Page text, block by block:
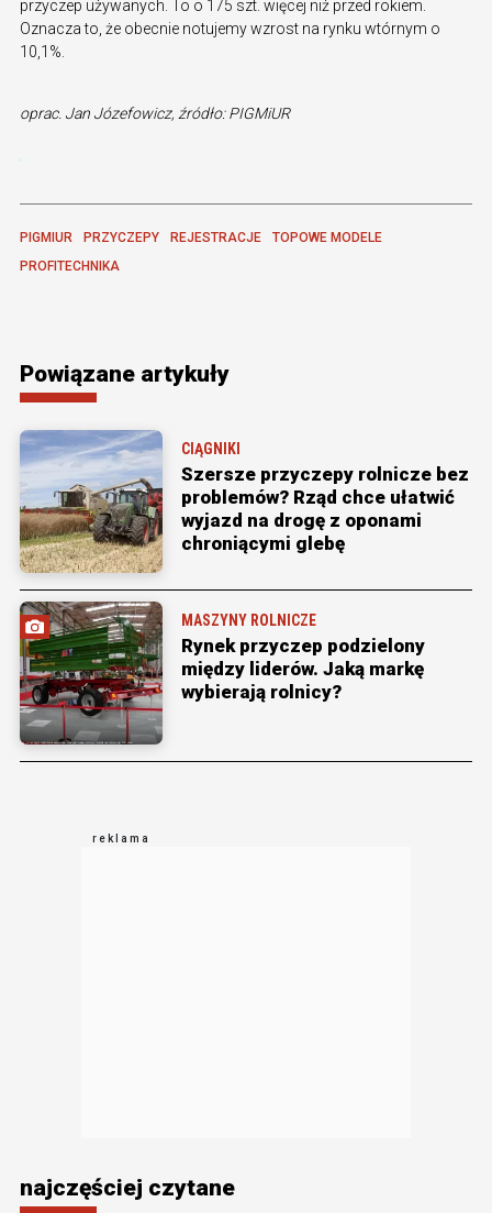
przyczep używanych. To o 175 szt. więcej niż przed rokiem.
Oznacza to, że obecnie notujemy wzrost na rynku wtórnym o
10,1%.
oprac. Jan Józefowicz, źródło: PIGMiUR
PIGMIUR PRZYCZEPY REJESTRACJE
TOPOWE MODELE
PROFITECHNIKA
Powiązane artykuły
CIĄGNIKI
Szersze przyczepy rolnicze bez
problemów? Rząd chce ułatwić
wyjazd na drogę z oponami
chroniącymi glebę
MASZYNY ROLNICZE
Rynek przyczep podzielony
między liderów. Jaką markę
wybierają rolnicy?
najczęściej czytane